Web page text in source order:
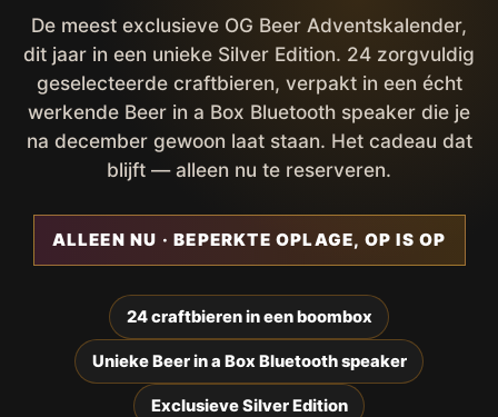
De meest exclusieve OG Beer Adventskalender,
dit jaar in een unieke Silver Edition. 24 zorgvuldig
geselecteerde craftbieren, verpakt in een écht
werkende Beer in a Box Bluetooth speaker die je
na december gewoon laat staan. Het cadeau dat
blijft — alleen nu te reserveren.
ALLEEN NU · BEPERKTE OPLAGE, OP IS OP
24 craftbieren in een boombox
Unieke Beer in a Box Bluetooth speaker
Exclusieve Silver Edition